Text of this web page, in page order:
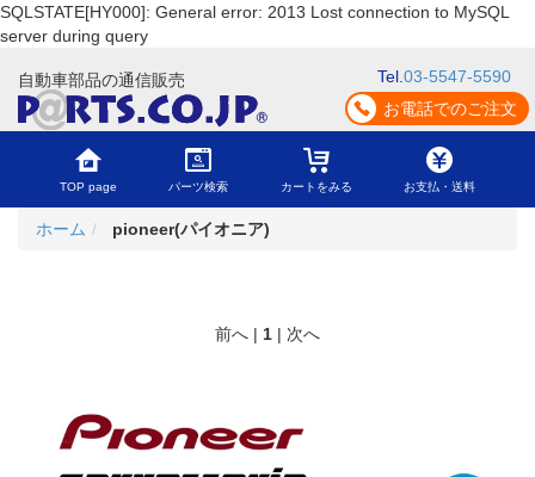
SQLSTATE[HY000]: General error: 2013 Lost connection to MySQL
server during query
自動車部品の通信販売 Tel. 03-5547-5590
お電話でのご注文
TOP page パーツ検索 カートをみる お支払・送料
ホーム pioneer(パイオニア)
前へ | 1 | 次へ